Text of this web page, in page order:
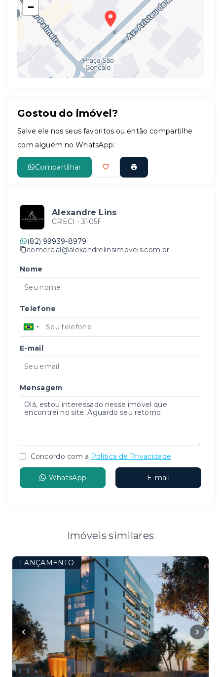
−
Gostou do imóvel?
Salve ele nos seus favoritos ou então compartilhe
com alguém no WhatsApp:
Compartilhar
Alexandre Lins
CRECI - 3105F
(82) 99939-8979
comercial@alexandrelinsimoveis.com.br
Nome
Telefone
E-mail
Mensagem
Concordo com a Política de Privacidade
WhatsApp E-mail
Imóveis similares
LANÇAMENTO